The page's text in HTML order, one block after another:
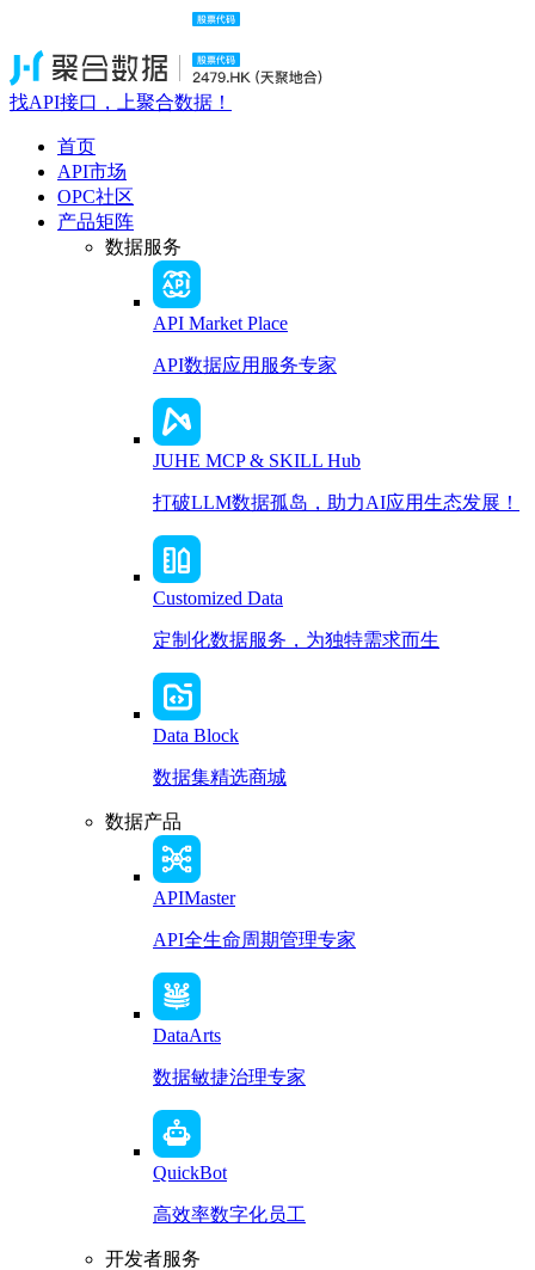
找API接口，上聚合数据！
首页
API市场
OPC社区
产品矩阵
数据服务
API Market Place
API数据应用服务专家
JUHE MCP & SKILL Hub
打破LLM数据孤岛，助力AI应用生态发展！
Customized Data
定制化数据服务，为独特需求而生
Data Block
数据集精选商城
数据产品
APIMaster
API全生命周期管理专家
DataArts
数据敏捷治理专家
QuickBot
高效率数字化员工
开发者服务